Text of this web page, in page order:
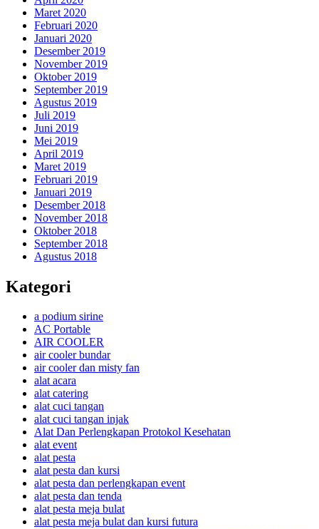
Maret 2020
Februari 2020
Januari 2020
Desember 2019
November 2019
Oktober 2019
September 2019
Agustus 2019
Juli 2019
Juni 2019
Mei 2019
April 2019
Maret 2019
Februari 2019
Januari 2019
Desember 2018
November 2018
Oktober 2018
September 2018
Agustus 2018
Kategori
a podium sirine
AC Portable
AIR COOLER
air cooler bundar
air cooler dan misty fan
alat acara
alat catering
alat cuci tangan
alat cuci tangan injak
Alat Dan Perlengkapan Protokol Kesehatan
alat event
alat pesta
alat pesta dan kursi
alat pesta dan perlengkapan event
alat pesta dan tenda
alat pesta meja bulat
alat pesta meja bulat dan kursi futura